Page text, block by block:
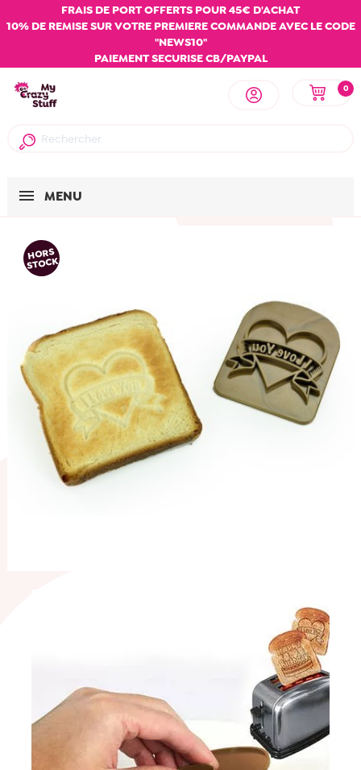
FRAIS DE PORT OFFERTS POUR 45€ D'ACHAT
10% DE REMISE SUR VOTRE PREMIERE COMMANDE AVEC LE CODE
"NEWS10"
PAIEMENT SECURISE CB/PAYPAL
0
MENU
HORS
STOCK